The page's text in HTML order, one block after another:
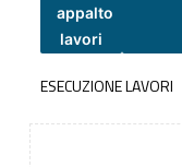
appalto
lavori
ESECUZIONE LAVORI